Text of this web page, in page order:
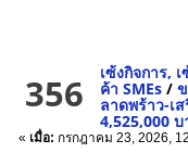
356 เซ้งกิจการ,
ค้า SMEs /
ลาดพร้าว-เ
4,525,000 บ
« เมื่อ: กรกฎาคม 23, 2026,